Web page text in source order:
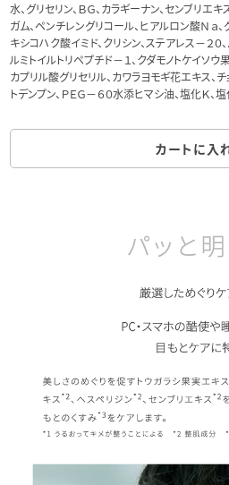
水、グリセリン、ＢＧ、カラギーナン、センブリエ
ガム、ペンチレングリコール、ヒアルロン酸Ｎａ
キシコハク酸イミド、クリシン、ステアレス－２０
ルミトイルトリペプチド－１、クダモノトケイソウ
カプリル酸グリセリル、カワラヨモギ花エキス、
トデンプン、ＰＥＧ－６０水添ヒマシ油、塩化Ｋ、塩
カートに入